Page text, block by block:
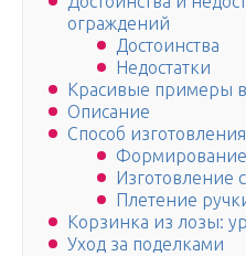
ограждений
Достоинства
Недостатки
Красивые примеры
Описание
Способ
Изготовление
Плетение
Корзинка из лозы:
Уход за поделками